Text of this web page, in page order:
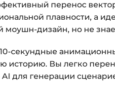
перенос
плавности, а
дизайн, но не
10-секундные
историю. Вы легко
для генерации